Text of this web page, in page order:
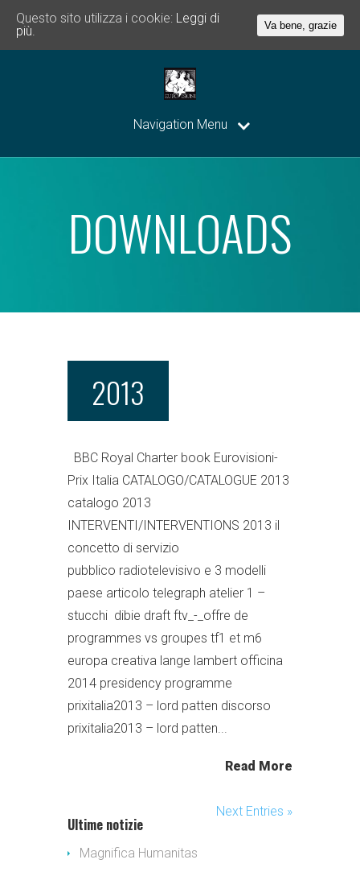
Navigation Menu
DOWNLOADS
2013
BBC Royal Charter book Eurovisioni-
Prix Italia CATALOGO/CATALOGUE 2013
catalogo 2013
INTERVENTI/INTERVENTIONS 2013 il
concetto di servizio
pubblico radiotelevisivo e 3 modelli
paese articolo telegraph atelier 1 –
stucchi dibie draft ftv_-_offre de
programmes vs groupes tf1 et m6
europa creativa lange lambert officina
2014 presidency programme
prixitalia2013 – lord patten discorso
prixitalia2013 – lord patten...
Read More
Next Entries »
Ultime notizie
Magnifica Humanitas
Questo sito utilizza i cookie: Leggi di
più.
Va bene, grazie